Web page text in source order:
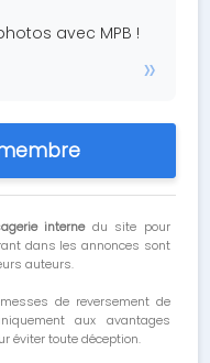
avec MPB !
internedu site pour
dans les annonces sont
auteurs.
de reversement de
aux avantages
éviter toute déception.